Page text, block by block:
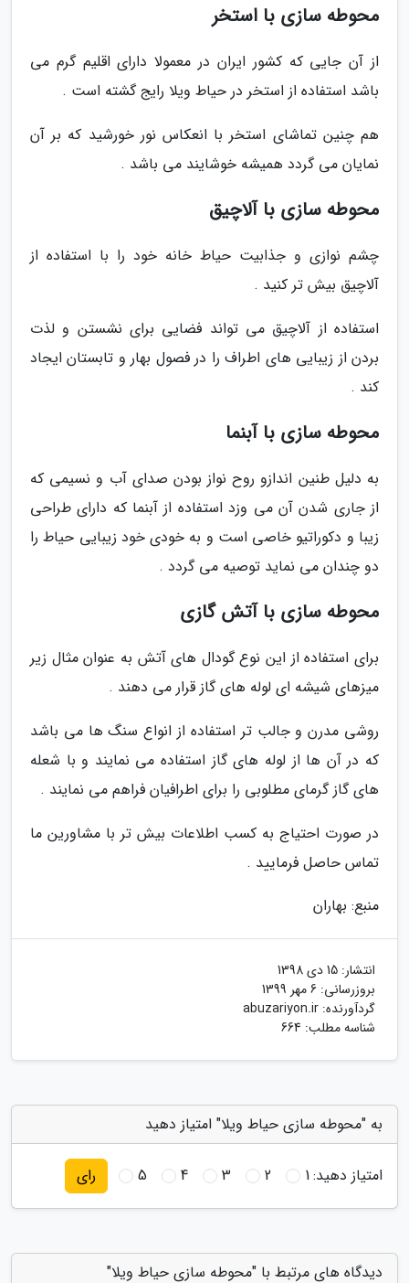
محوطه سازی با استخر
از آن جایی که کشور ایران در معمولا دارای اقلیم گرم می
باشد استفاده از استخر در حیاط ویلا رایج گشته است .
هم چنین تماشای استخر با انعکاس نور خورشید که بر آن
نمایان می گردد همیشه خوشایند می باشد .
محوطه سازی با آلاچیق
چشم نوازی و جذابیت حیاط خانه خود را با استفاده از
آلاچیق بیش تر کنید .
استفاده از آلاچیق می تواند فضایی برای نشستن و لذت
بردن از زیبایی های اطراف را در فصول بهار و تابستان ایجاد
کند .
محوطه سازی با آبنما
به دلیل طنین اندازو روح نواز بودن صدای آب و نسیمی که
از جاری شدن آن می وزد استفاده از آبنما که دارای طراحی
زیبا و دکوراتیو خاصی است و به خودی خود زیبایی حیاط را
دو چندان می نماید توصیه می گردد .
محوطه سازی با آتش گازی
برای استفاده از این نوع گودال های آتش به عنوان مثال زیر
میزهای شیشه ای لوله های گاز قرار می دهند .
روشی مدرن و جالب تر استفاده از انواع سنگ ها می باشد
که در آن ها از لوله های گاز استفاده می نمایند و با شعله
های گاز گرمای مطلوبی را برای اطرافیان فراهم می نمایند .
در صورت احتیاج به کسب اطلاعات بیش تر با مشاورین ما
تماس حاصل فرمایید .
منبع: بهاران
انتشار: 15 دی 1398
بروزرسانی: 6 مهر 1399
گردآورنده: abuzariyon.ir
شناسه مطلب: 664
به "محوطه سازی حیاط ویلا" امتیاز دهید
امتیاز دهید:1
2
3
4
5 رای
دیدگاه های مرتبط با "محوطه سازی حیاط ویلا"